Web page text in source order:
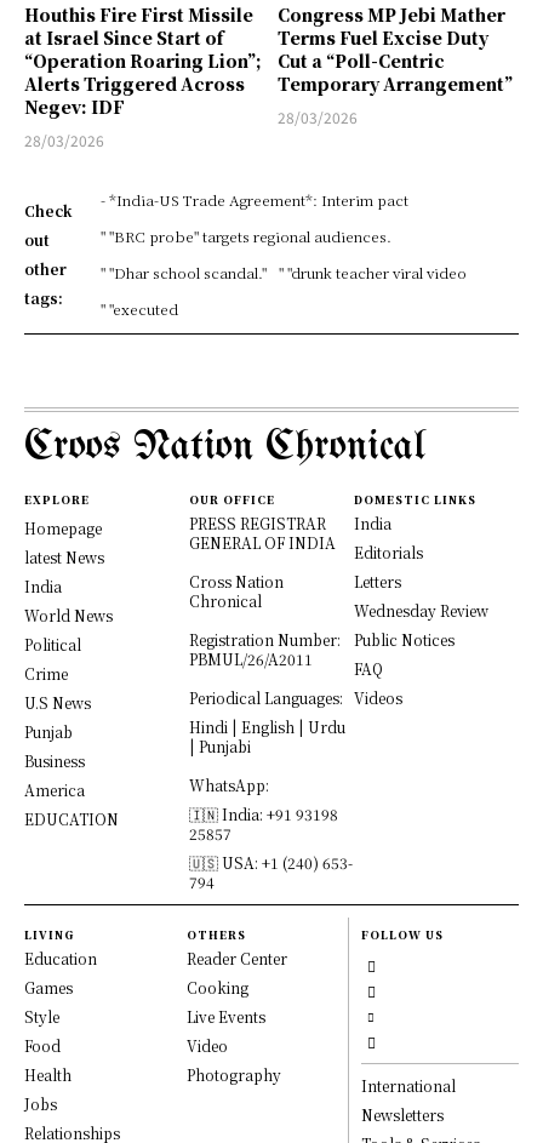
Houthis Fire First Missile
at Israel Since Start of
“Operation Roaring Lion”;
Alerts Triggered Across
Negev: IDF
28/03/2026
Congress MP Jebi Mather
Terms Fuel Excise Duty
Cut a “Poll-Centric
Temporary Arrangement”
28/03/2026
Check
out
other
tags:
- *India-US Trade Agreement*: Interim pact
" "BRC probe" targets regional audiences.
" "Dhar school scandal." " "drunk teacher viral video
" "executed
Croos Nation Chronical
EXPLORE
Homepage
latest News
India
World News
Political
Crime
U.S News
Punjab
Business
America
EDUCATION
OUR OFFICE
PRESS REGISTRAR
GENERAL OF INDIA
Cross Nation
Chronical
Registration Number:
PBMUL/26/A2011
Periodical Languages:
Hindi | English | Urdu
| Punjabi
WhatsApp:
🇮🇳 India: +91 93198
25857
🇺🇸 USA: +1 (240) 653-
794
DOMESTIC LINKS
India
Editorials
Letters
Wednesday Review
Public Notices
FAQ
Videos
LIVING
Education
Games
Style
Food
Health
Jobs
Relationships
OTHERS
Reader Center
Cooking
Live Events
Video
Photography
FOLLOW US
International
Newsletters